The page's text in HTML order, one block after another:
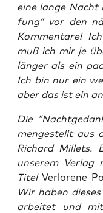
eine lan­ge Nacht
fung” vor den
Kom­men­ta­re!
muß ich mir je
län­ger als ein
Ich bin nur ein
aber das ist ein
Die
men­ge­stellt aus
Richard Mil­lets.
unse­rem Ver­lag
Titel Ver­lo­re­ne
Wir haben
ar­bei­tet und